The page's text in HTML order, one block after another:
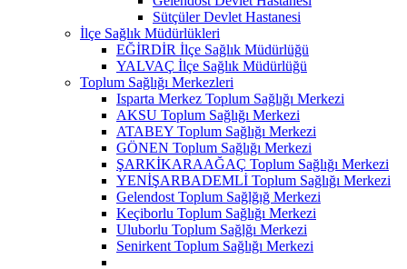
Sütçüler Devlet Hastanesi
İlçe Sağlık Müdürlükleri
EĞİRDİR İlçe Sağlık Müdürlüğü
YALVAÇ İlçe Sağlık Müdürlüğü
Toplum Sağlığı Merkezleri
Isparta Merkez Toplum Sağlığı Merkezi
AKSU Toplum Sağlığı Merkezi
ATABEY Toplum Sağlığı Merkezi
GÖNEN Toplum Sağlığı Merkezi
ŞARKİKARAAĞAÇ Toplum Sağlığı Merkezi
YENİŞARBADEMLİ Toplum Sağlığı Merkezi
Gelendost Toplum Sağlğığ Merkezi
Keçiborlu Toplum Sağlığı Merkezi
Uluborlu Toplum Sağlğı Merkezi
Senirkent Toplum Sağlığı Merkezi